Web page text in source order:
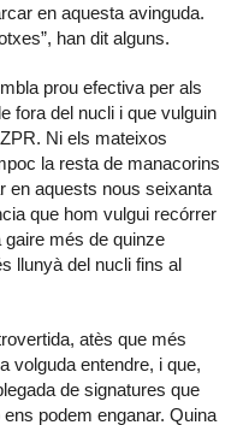
en aquesta avinguda.
han dit alguns.
prou efectiva per als
fora del nucli i que vulguin
Ni els mateixos
la resta de manacorins
en aquests nous seixanta
que hom vulgui recórrer
gaire més de quinze
llunyà del nucli fins al
atès que més
volguda entendre, i que,
de signatures que
podem enganar. Quina